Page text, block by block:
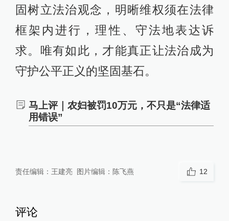
固树立法治观念，明晰维权须在法律
框架内进行，理性、守法地表达诉
求。唯有如此，才能真正让法治成为
守护公平正义的坚固基石。
马上评｜农妇被罚10万元，不只是“法律适
用错误”
责任编辑： 王建亮 图片编辑： 陈飞燕 12
评论